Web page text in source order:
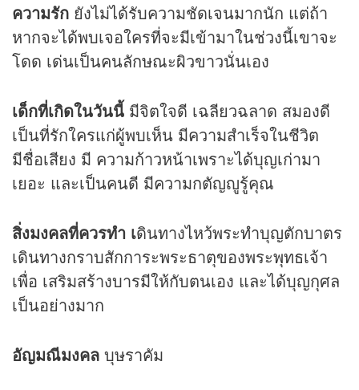
ความรัก ยังไม่ได้รับความชัดเจนมากนัก แต่ถ้า
หากจะได้พบเจอใครที่จะมีเข้ามาในช่วงนี้เขาจะ
โดด เด่นเป็นคนลักษณะผิวขาวนั่นเอง
เด็กที่เกิดในวันนี้ มีจิตใจดี เฉลียวฉลาด สมองดี
เป็นที่รักใครแก่ผู้พบเห็น มีความสำเร็จในชีวิต
มีชื่อเสียง มี ความก้าวหน้าเพราะได้บุญเก่ามา
เยอะ และเป็นคนดี มีความกตัญญูรู้คุณ
สิ่งมงคลที่ควรทำ เดินทางไหว้พระทำบุญตักบาตร
เดินทางกราบสักการะพระธาตุของพระพุทธเจ้า
เพื่อ เสริมสร้างบารมีให้กับตนเอง และได้บุญกุศล
เป็นอย่างมาก
อัญมณีมงคล บุษราคัม